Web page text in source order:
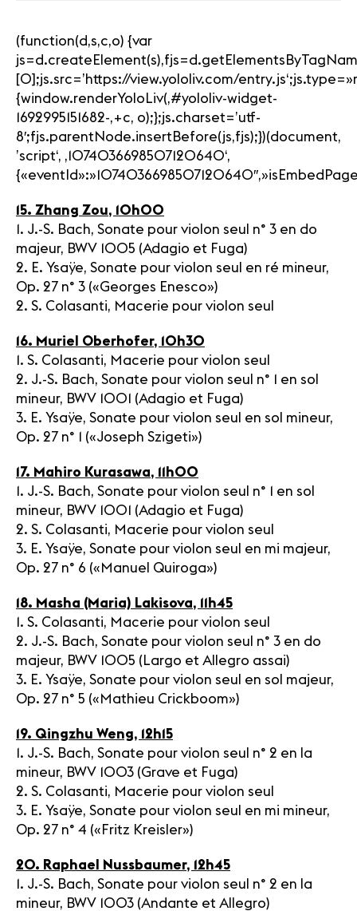
(function(d,s,c,o) {var
[0];js.src=’https://view.yololiv.com/
{window.renderYoloLiv(‚#yololiv-widget-
1692995151682-‚+c, o);};js.charset=’utf-
8′;fjs.parentNode.insertBefore(js,fjs);})(document,
’script‘, ‚1074036698507120640‘,
15. Zhang Zou, 10h00
1. J.-S. Bach, Sonate pour violon seul n° 3 en do
majeur, BWV 1005 (Adagio et Fuga)
2. E. Ysaÿe, Sonate pour violon seul en ré mineur,
Op. 27 n° 3 («Georges Enesco»)
2. S. Colasanti, Macerie pour violon seul
16. Muriel Oberhofer, 10h30
1. S. Colasanti, Macerie pour violon seul
2. J.-S. Bach, Sonate pour violon seul n° 1 en sol
mineur, BWV 1001 (Adagio et Fuga)
3. E. Ysaÿe, Sonate pour violon seul en sol mineur,
Op. 27 n° 1 («Joseph Szigeti»)
17. Mahiro Kurasawa, 11h00
1. J.-S. Bach, Sonate pour violon seul n° 1 en sol
mineur, BWV 1001 (Adagio et Fuga)
2. S. Colasanti, Macerie pour violon seul
3. E. Ysaÿe, Sonate pour violon seul en mi majeur,
Op. 27 n° 6 («Manuel Quiroga»)
18. Masha (Maria) Lakisova, 11h45
1. S. Colasanti, Macerie pour violon seul
2. J.-S. Bach, Sonate pour violon seul n° 3 en do
majeur, BWV 1005 (Largo et Allegro assai)
3. E. Ysaÿe, Sonate pour violon seul en sol majeur,
Op. 27 n° 5 («Mathieu Crickboom»)
19. Qingzhu Weng, 12h15
1. J.-S. Bach, Sonate pour violon seul n° 2 en la
mineur, BWV 1003 (Grave et Fuga)
2. S. Colasanti, Macerie pour violon seul
3. E. Ysaÿe, Sonate pour violon seul en mi mineur,
Op. 27 n° 4 («Fritz Kreisler»)
20. Raphael Nussbaumer, 12h45
1. J.-S. Bach, Sonate pour violon seul n° 2 en la
mineur, BWV 1003 (Andante et Allegro)